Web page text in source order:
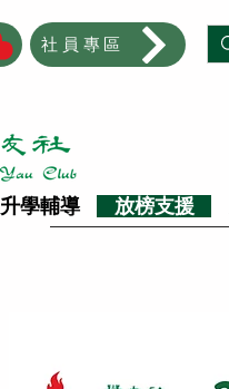
社員專區
升學輔導 放榜支援